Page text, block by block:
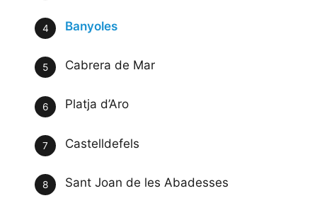
Banyoles
Cabrera de Mar
Platja d’Aro
Castelldefels
Sant Joan de les Abadesses